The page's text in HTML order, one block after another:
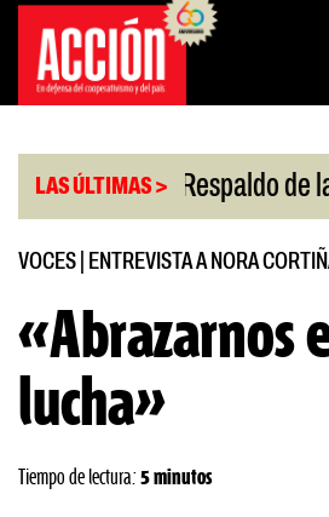
Saltar
contenido
LAS ÚLTIMAS >
| Respaldo de la CGT
VOCES ENTREVISTA A NORA
«Abrazarnos
lucha»
Tiempo de lectura: 5 minutos